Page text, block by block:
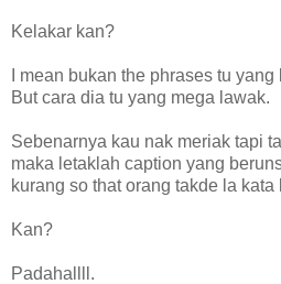
Kelakar kan?
I mean bukan the phrases tu yang
But cara dia tu yang mega lawak.
Sebenarnya kau nak meriak tapi
maka letaklah caption yang
kurang so that orang takde la kata
Kan?
Padahallll.